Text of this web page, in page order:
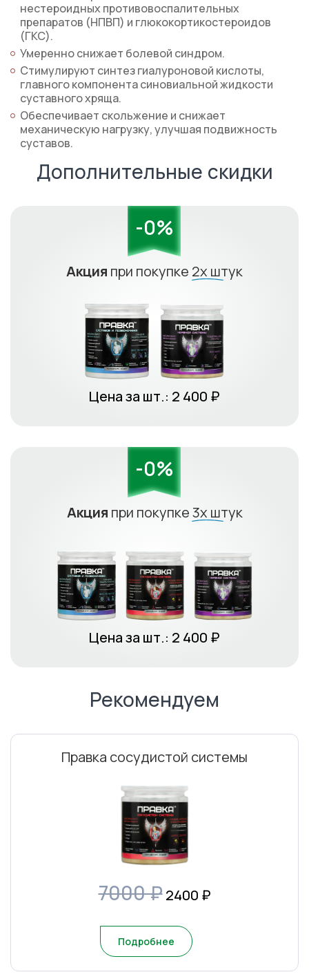
нестероидных противовоспалительных
препаратов (НПВП) и глюкокортикостероидов
(ГКС).
Умеренно снижает болевой синдром.
Стимулируют синтез гиалуроновой кислоты,
главного компонента синовиальной жидкости
суставного хряща.
Обеспечивает скольжение и снижает
механическую нагрузку, улучшая подвижность
суставов.
Дополнительные скидки
-0%
Акция при покупке 2х штук
Цена за шт.: 2 400 ₽
-0%
Акция при покупке3х штук
Цена за шт.: 2 400 ₽
Рекомендуем
Правка сосудистой системы
7000 ₽ 2400 ₽
Подробнее